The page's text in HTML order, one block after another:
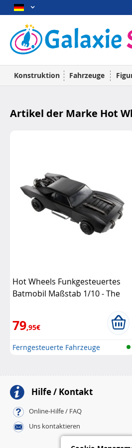
Konstruktion Fahrzeuge
Artikel der Marke Hot
Hot Wheels Funkgesteuertes
Batmobil Maßstab 1/10 - The
79,95€
Ferngesteuerte Fahrzeuge
Hilfe / Kontakt
Online-Hilfe / FAQ
Uns kontaktieren